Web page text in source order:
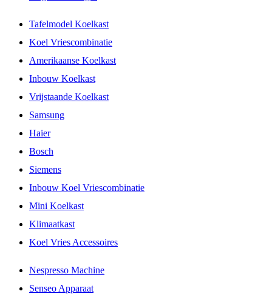
Tafelmodel Koelkast
Koel Vriescombinatie
Amerikaanse Koelkast
Inbouw Koelkast
Vrijstaande Koelkast
Samsung
Haier
Bosch
Siemens
Inbouw Koel Vriescombinatie
Mini Koelkast
Klimaatkast
Koel Vries Accessoires
Nespresso Machine
Senseo Apparaat